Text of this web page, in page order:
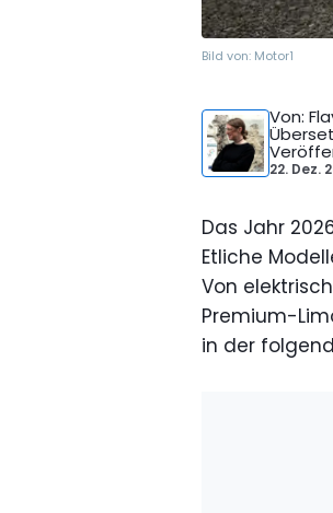
Bild von: Motor1
Von:
22. Dez.
Das Jahr
Etliche
Von
Premium-
in der